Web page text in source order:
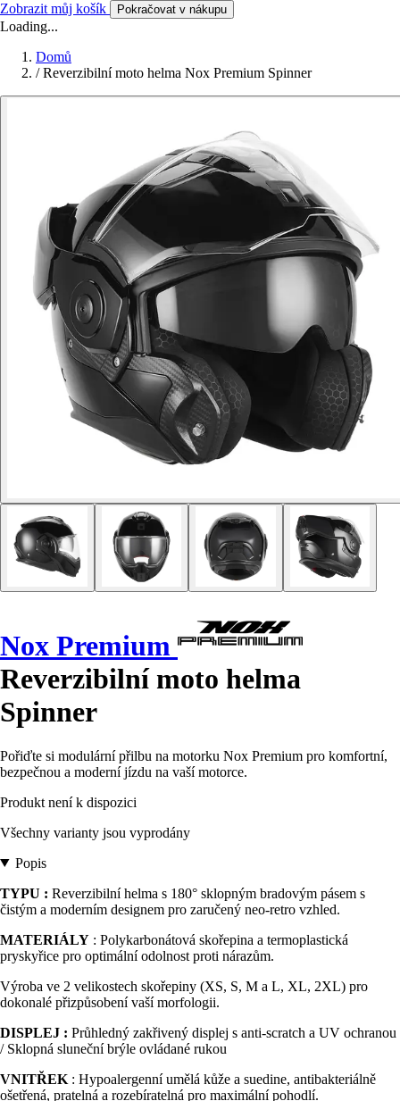
Zobrazit můj košík Pokračovat v nákupu
Loading...
Domů
/ Reverzibilní moto helma Nox Premium Spinner
Nox Premium
Reverzibilní moto helma
Spinner
Pořiďte si modulární přilbu na motorku Nox Premium pro komfortní,
bezpečnou a moderní jízdu na vaší motorce.
Produkt není k dispozici
Všechny varianty jsou vyprodány
Popis
TYPU : Reverzibilní helma s 180° sklopným bradovým pásem s
čistým a moderním designem pro zaručený neo-retro vzhled.
MATERIÁLY : Polykarbonátová skořepina a termoplastická
pryskyřice pro optimální odolnost proti nárazům.
Výroba ve 2 velikostech skořepiny (XS, S, M a L, XL, 2XL) pro
dokonalé přizpůsobení vaší morfologii.
DISPLEJ : Průhledný zakřivený displej s anti-scratch a UV ochranou
/ Sklopná sluneční brýle ovládané rukou
VNITŘEK : Hypoalergenní umělá kůže a suedine, antibakteriálně
ošetřená, pratelná a rozebíratelná pro maximální pohodlí.